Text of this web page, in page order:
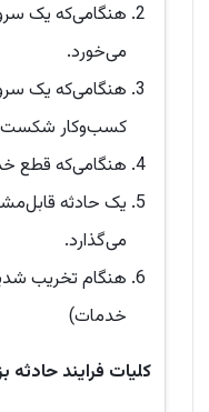
هنگامی‌که یک
می‌خورد.
هنگامی‌که یک
کسب‌وکار شکست
هنگامی‌که قطع
یک حادثه
می‌گذارد.
هنگام تخریب
خدمات)
کلیات فرایند حادثه